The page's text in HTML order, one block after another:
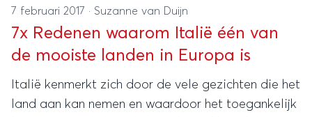
7 februari 2017 · Suzanne van Duijn
7x Redenen waarom Italië één van
de mooiste landen in Europa is
Italië kenmerkt zich door de vele gezichten die het
land aan kan nemen en waardoor het toegankelijk